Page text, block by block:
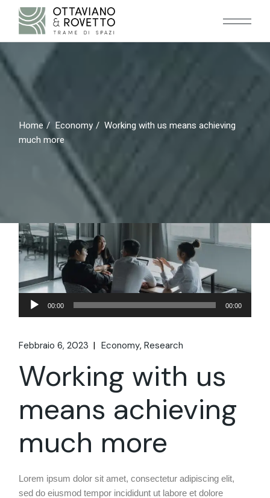
Home Economy
Working with us means achieving
much more
Audio
Player
00:00 00:00
Febbraio 6, 2023 Economy Research
Working with us
means achieving
much more
Lorem ipsum dolor sit amet, consectetur adipiscing elit,
sed do eiusmod tempor incididunt ut labore et dolore